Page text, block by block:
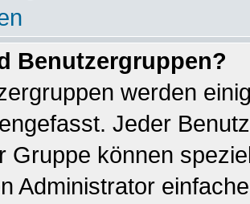
Benutzergruppen?
werden
Jeder
Gruppe können
Administrator